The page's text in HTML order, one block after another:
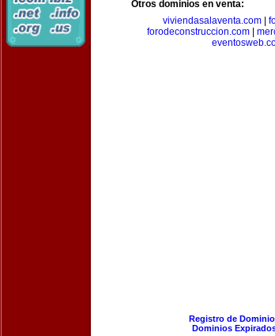
Otros dominios en venta:
viviendasalaventa.com|
forodeconstruccion.com
Registro de
Dominios